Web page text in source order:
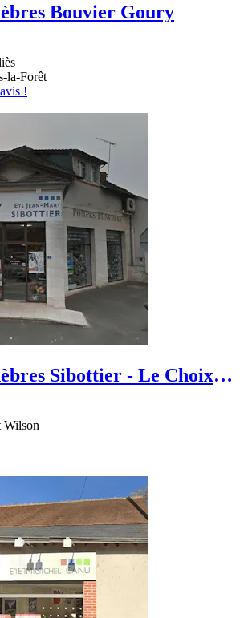
Bouvier Goury
la-Forêt
!
Sibottier - Le Choix
Wilson